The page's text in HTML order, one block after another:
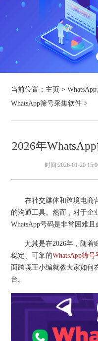
当前位置： 主页 >
WhatsApp筛号采集软件 >
2026年
时间:2026-01-20
在社交媒体和跨境电商营
的沟通工具。然而，对于企
WhatsApp号码是非常困难且
尤其是在2026年，随着
稳定、可靠的WhatsApp筛号
面跨境王小编就教大家如何
台。